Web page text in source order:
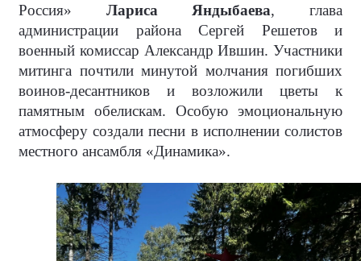
Россия» Лариса Яндыбаева, глава
администрации района Сергей Решетов и
военный комиссар Александр Ившин. Участники
митинга почтили минутой молчания погибших
воинов-десантников и возложили цветы к
памятным обелискам. Особую эмоциональную
атмосферу создали песни в исполнении солистов
местного ансамбля «Динамика».